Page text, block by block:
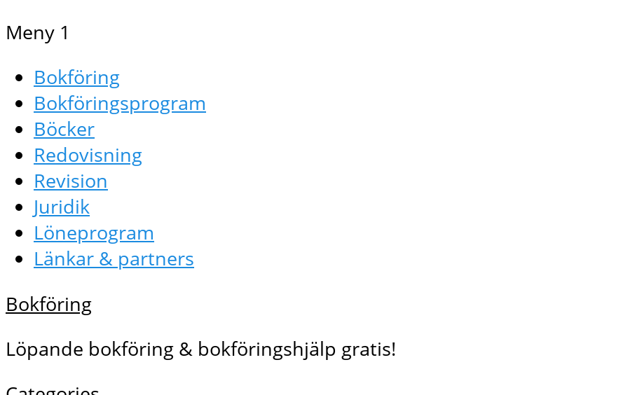
Meny 1
Bokföring
Bokföringsprogram
Böcker
Redovisning
Revision
Juridik
Löneprogram
Länkar & partners
Bokföring
Löpande bokföring & bokföringshjälp gratis!